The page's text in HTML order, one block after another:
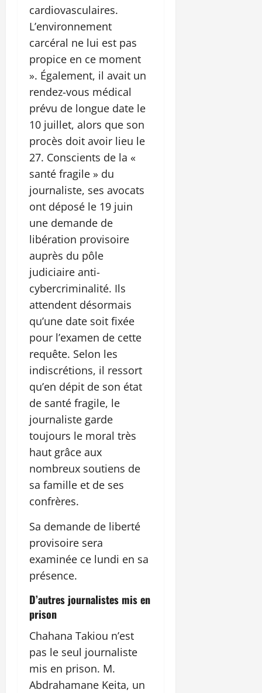
cardiovasculaires.
L’environnement
carcéral ne lui est pas
propice en ce moment
». Également, il avait un
rendez-vous médical
prévu de longue date le
10 juillet, alors que son
procès doit avoir lieu le
27. Conscients de la «
santé fragile » du
journaliste, ses avocats
ont déposé le 19 juin
une demande de
libération provisoire
auprès du pôle
judiciaire anti-
cybercriminalité. Ils
attendent désormais
qu’une date soit fixée
pour l’examen de cette
requête. Selon les
indiscrétions, il ressort
qu’en dépit de son état
de santé fragile, le
journaliste garde
toujours le moral très
haut grâce aux
nombreux soutiens de
sa famille et de ses
confrères.
Sa demande de liberté
provisoire sera
examinée ce lundi en sa
présence.
D’autres journalistes mis en
prison
Chahana Takiou n’est
pas le seul journaliste
mis en prison. M.
Abdrahamane Keita, un